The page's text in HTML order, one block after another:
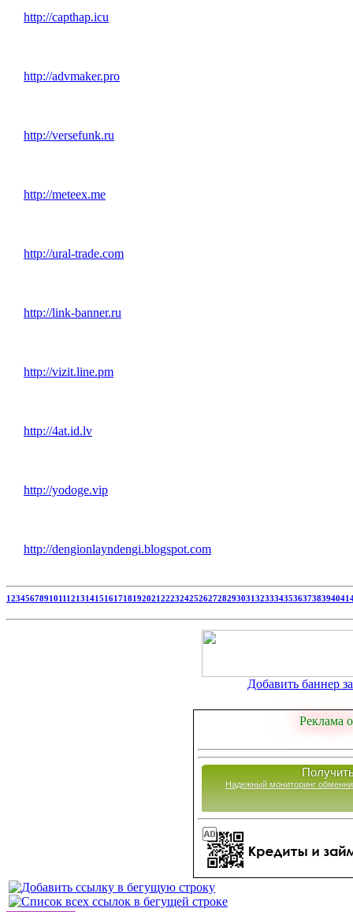
http://capthap.icu
http://advmaker.pro
http://versefunk.ru
http://meteex.me
http://ural-trade.com
http://link-banner.ru
http://vizit.line.pm
http://4at.id.lv
http://yodoge.vip
http://dengionlayndengi.blogspot.com
1234567891011121314151617181920212223242526272829303132333435363738394041
Добавить баннер
Реклама
Надежный мониторинг